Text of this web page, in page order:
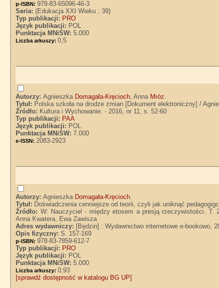
p-ISBN:978-83-65096-46-3
Seria:(Edukacja XXI Wieku ; 39)
Typ publikacji: PRO
Język publikacji: POL
Punktacja MNiSW:5.000
Liczba arkuszy:0,5
Autorzy:Agnieszka Domagała-Kręcioch, Anna Mróz.
Tytuł: Polska szkoła na drodze zmian [Dokument elektroniczny] /
Źródło: Kultura i Wychowanie. - 2016, nr 11, s. 52-60
Typ publikacji: PAA
Język publikacji: POL
Punktacja MNiSW:7.000
e-ISSN: 2083-2923
Autorzy:Agnieszka Domagała-Kręcioch.
Tytuł: Doświadczenia cenniejsze od teorii, czyli jak uniknąć
Źródło: W: Nauczyciel - między etosem a presją rzeczywistości. T.
Anna Kwatera, Ewa Zawisza
Adres wydawniczy: [Będzin] : Wydawnictwo internetowe e-bookowo,
Opis fizyczny:S. 157-169
p-ISBN:978-83-7859-612-7
Typ publikacji: PRO
Język publikacji: POL
Punktacja MNiSW:5.000
Liczba arkuszy:0,93
[sprawdź dostępność w katalogu BG UP]